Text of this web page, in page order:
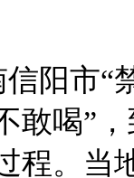
市“禁
敢喝”
程。当